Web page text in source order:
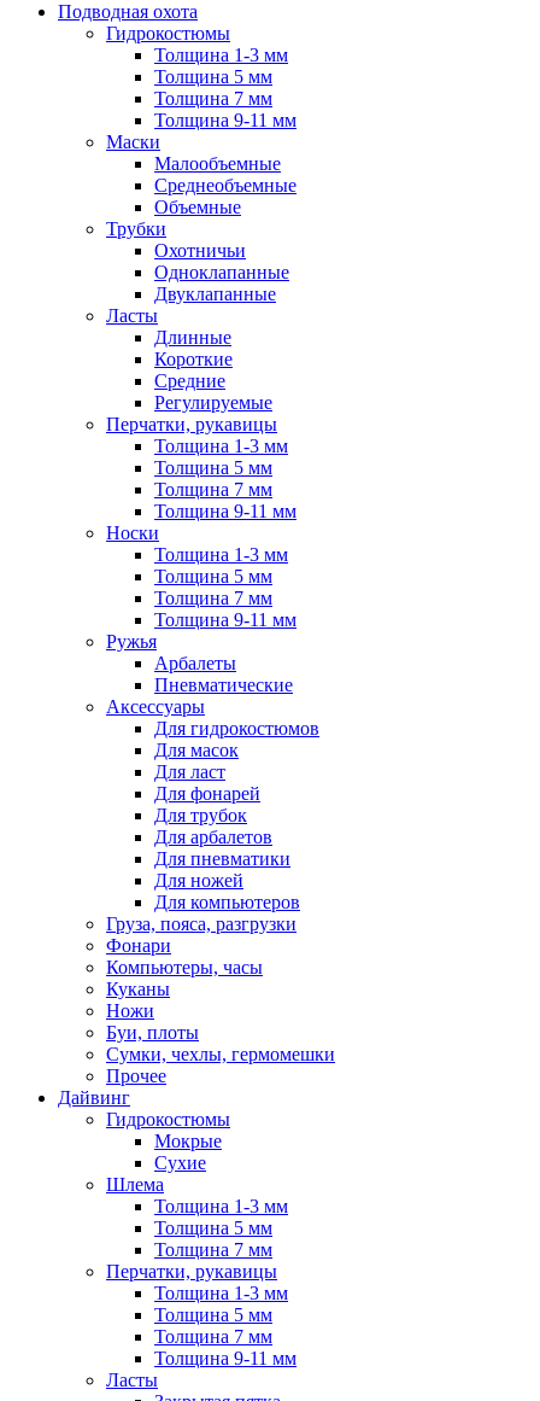
Подводная охота
Гидрокостюмы
Толщина 1-3 мм
Толщина 5 мм
Толщина 7 мм
Толщина 9-11 мм
Маски
Малообъемные
Среднеобъемные
Объемные
Трубки
Охотничьи
Одноклапанные
Двуклапанные
Ласты
Длинные
Короткие
Средние
Регулируемые
Перчатки, рукавицы
Толщина 1-3 мм
Толщина 5 мм
Толщина 7 мм
Толщина 9-11 мм
Носки
Толщина 1-3 мм
Толщина 5 мм
Толщина 7 мм
Толщина 9-11 мм
Ружья
Арбалеты
Пневматические
Аксессуары
Для гидрокостюмов
Для масок
Для ласт
Для фонарей
Для трубок
Для арбалетов
Для пневматики
Для ножей
Для компьютеров
Груза, пояса, разгрузки
Фонари
Компьютеры, часы
Куканы
Ножи
Буи, плоты
Сумки, чехлы, гермомешки
Прочее
Дайвинг
Гидрокостюмы
Мокрые
Сухие
Шлема
Толщина 1-3 мм
Толщина 5 мм
Толщина 7 мм
Перчатки, рукавицы
Толщина 1-3 мм
Толщина 5 мм
Толщина 7 мм
Толщина 9-11 мм
Ласты